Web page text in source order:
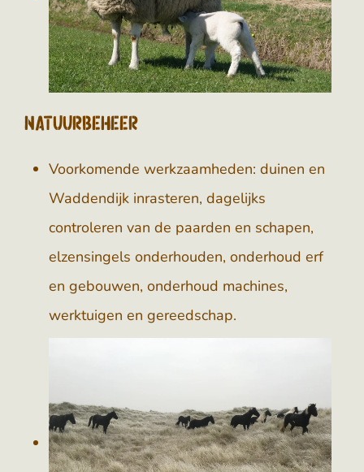
Natuurbeheer
Voorkomende werkzaamheden: duinen en
Waddendijk inrasteren, dagelijks
controleren van de paarden en schapen,
elzensingels onderhouden, onderhoud erf
en gebouwen, onderhoud machines,
werktuigen en gereedschap.